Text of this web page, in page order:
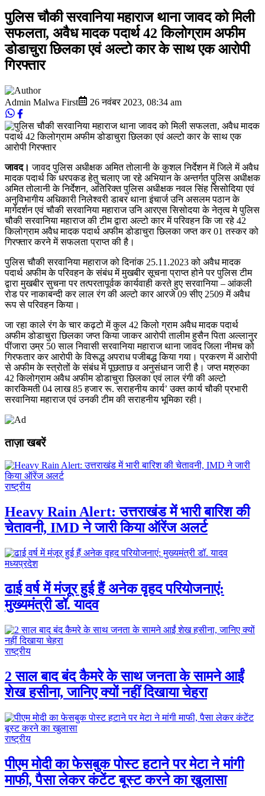
पुलिस चौकी सरवानिया महाराज थाना जावद को मिली
सफलता, अवैध मादक पदार्थ 42 किलोग्राम अफीम
डोडाचुरा छिलका एवं अल्टो कार के साथ एक आरोपी
गिरफ्तार
Admin Malwa First 26 नवंबर 2023, 08:34 am
जावद।जावद पुलिस अधीक्षक अमित तोलानी के कुशल निर्देशन में जिले में अवैध
मादक पदार्थ कि धरपकड हेतु चलाए जा रहे अभियान के अन्तर्गत पुलिस अधीक्षक
अमित तोलानी के निर्देशन, अतिरिक्त पुलिस अधीक्षक नवल सिंह सिसोदिया एवं
अनुविभागीय अधिकारी निलेश्वरी डाबर थाना इंचार्ज उनि असलम पठान के
मार्गदर्शन एवं चौकी सरवानिया महाराज उनि आरएस सिसोदया के नेतृत्व मे पुलिस
चौकी सरवानिया महाराज की टीम द्वारा अल्टो कार में परिवहन कि जा रहे 42
किलोग्राम अवैध मादक पदार्थ अफीम डोडाचुरा छिलका जप्त कर 01 तस्कर को
गिरफ्तार करने में सफलता प्राप्त की है।
पुलिस चौकी सरवानिया महाराज को दिनांक 25.11.2023 को अवैध मादक
पदार्थ अफीम के परिवहन के संबंध में मुखबीर सूचना प्राप्त होने पर पुलिस टीम
द्वारा मुखबीर सुचना पर तत्परतापूर्वक कार्यवाही करते हुए सरवानिया – आंकली
रोड पर नाकाबन्दी कर लाल रंग की अल्टो कार आरजे 09 सीए 2509 में अवैध
रूप से परिवहन किया।
जा रहा काले रंग के चार कढ़टो में कुल 42 किलो ग्राम अवैध मादक पदार्थ
अफीम डोडाचुरा छिलका जप्त किया जाकर आरोपी तालीम हुसैन पिता अल्लानुर
पींजारा उम्र 50 साल निवासी सरवानिया महाराज थाना जावद जिला नीमच को
गिरफतार कर आरोपी के विरूद्ध अपराध पजीबद्ध किया गया। प्रकरण में आरोपी
से अफीम के स्त्रोतों के संबंध में पूछताछ व अनुसंधान जारी है। जप्त मश्रुका
42 किलोग्राम अवैध अफीम डोडाचुरा छिलका एवं लाल रंगी की अल्टो
कारकिमती 04 लाख 85 हजार रू. सराहनीय कार्य’ उक्त कार्य चौकी प्रभारी
सरवानिया महाराज एवं उनकी टीम की सराहनीय भूमिका रही।
ताज़ा खबरें
राष्ट्रीय
Heavy Rain Alert: उत्तराखंड में भारी बारिश की
चेतावनी, IMD ने जारी किया ऑरेंज अलर्ट
मध्यप्रदेश
ढाई वर्ष में मंजूर हुई हैं अनेक वृहद परियोजनाएं:
मुख्यमंत्री डॉ. यादव
राष्ट्रीय
2 साल बाद बंद कैमरे के साथ जनता के सामने आईं
शेख हसीना, जानिए क्यों नहीं दिखाया चेहरा
राष्ट्रीय
पीएम मोदी का फेसबुक पोस्ट हटाने पर मेटा ने मांगी
माफी, पैसा लेकर कंटेंट बूस्ट करने का खुलासा